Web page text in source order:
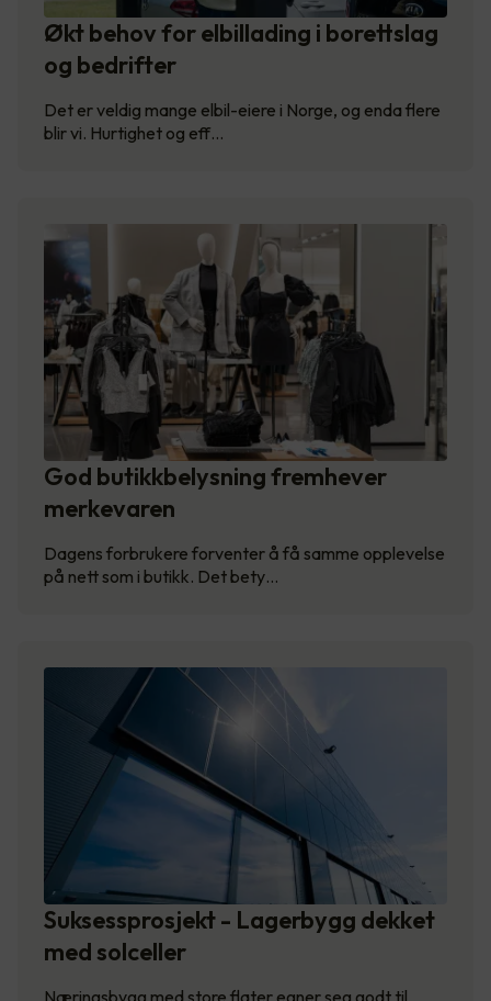
Økt behov for elbillading i borettslag
og bedrifter
Det er veldig mange elbil-eiere i Norge, og enda flere
blir vi. Hurtighet og eff…
God butikkbelysning fremhever
merkevaren
Dagens forbrukere forventer å få samme opplevelse
på nett som i butikk. Det bety…
Suksessprosjekt - Lagerbygg dekket
med solceller